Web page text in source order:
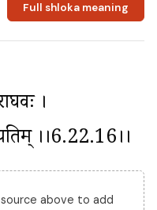
Full shloka meaning
।
।।6.22.16।।
above to add